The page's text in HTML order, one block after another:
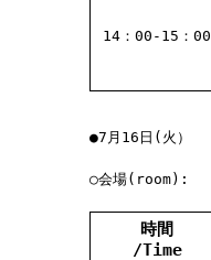
14：00-15：00
●7月16日(火）
○会場(room):
時間
/Time